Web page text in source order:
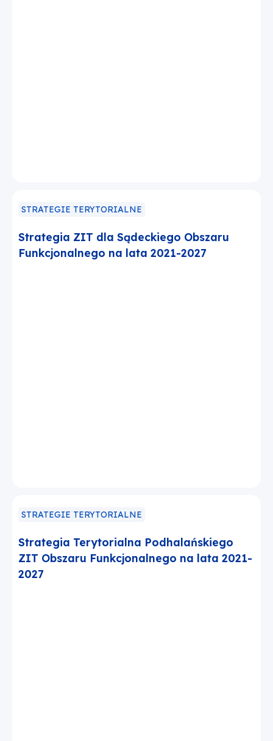
STRATEGIE TERYTORIALNE
Strategia ZIT dla Sądeckiego Obszaru
Funkcjonalnego na lata 2021-2027
STRATEGIE TERYTORIALNE
Strategia Terytorialna Podhalańskiego
ZIT Obszaru Funkcjonalnego na lata 2021-
2027